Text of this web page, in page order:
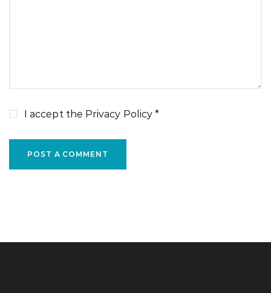
I accept the Privacy Policy*
POST A COMMENT